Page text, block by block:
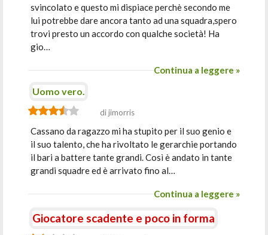
svincolato e questo mi dispiace perchè secondo me
lui potrebbe dare ancora tanto ad una squadra,spero
trovi presto un accordo con qualche società! Ha
gio…
Continua a leggere »
Uomo vero.
di jimorris
Cassano da ragazzo mi ha stupito per il suo genio e
il suo talento, che ha rivoltato le gerarchie portando
il bari a battere tante grandi. Così è andato in tante
grandi squadre ed è arrivato fino al…
Continua a leggere »
Giocatore scadente e poco in forma